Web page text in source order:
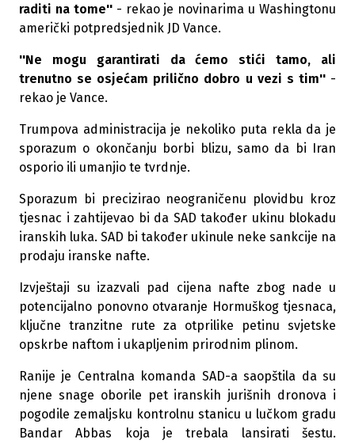
raditi na tome''- rekao je novinarima u Washingtonu
američki potpredsjednik JD Vance.
''Ne mogu garantirati da ćemo stići tamo, ali
trenutno se osjećam prilično dobro u vezi s tim''-
rekao je Vance.
Trumpova administracija je nekoliko puta rekla da je
sporazum o okončanju borbi blizu, samo da bi Iran
osporio ili umanjio te tvrdnje.
Sporazum bi precizirao neograničenu plovidbu kroz
tjesnac i zahtijevao bi da SAD također ukinu blokadu
iranskih luka. SAD bi također ukinule neke sankcije na
prodaju iranske nafte.
Izvještaji su izazvali pad cijena nafte zbog nade u
potencijalno ponovno otvaranje Hormuškog tjesnaca,
ključne tranzitne rute za otprilike petinu svjetske
opskrbe naftom i ukapljenim prirodnim plinom.
Ranije je Centralna komanda SAD-a saopštila da su
njene snage oborile pet iranskih jurišnih dronova i
pogodile zemaljsku kontrolnu stanicu u lučkom gradu
Bandar Abbas koja je trebala lansirati šestu.